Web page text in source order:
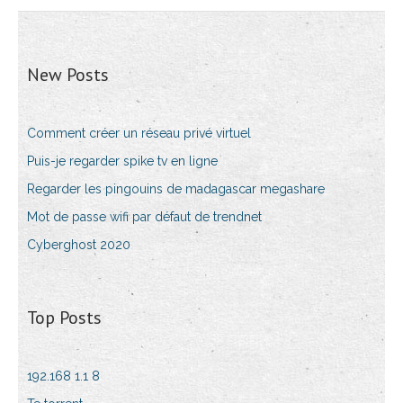
New Posts
Comment créer un réseau privé virtuel
Puis-je regarder spike tv en ligne
Regarder les pingouins de madagascar megashare
Mot de passe wifi par défaut de trendnet
Cyberghost 2020
Top Posts
192.168 1.1 8